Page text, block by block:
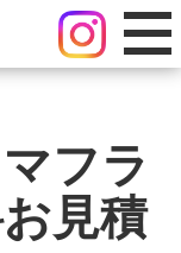
フラ
見積